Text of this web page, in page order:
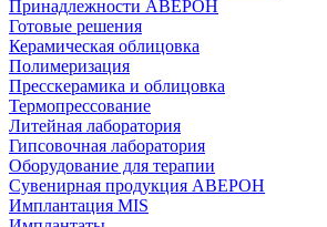
Принадлежности АВЕРОН
Готовые решения
Керамическая облицовка
Полимеризация
Пресскерамика и облицовка
Термопрессование
Литейная лаборатория
Гипсовочная лаборатория
Оборудование для терапии
Сувенирная продукция АВЕРОН
Имплантация MIS